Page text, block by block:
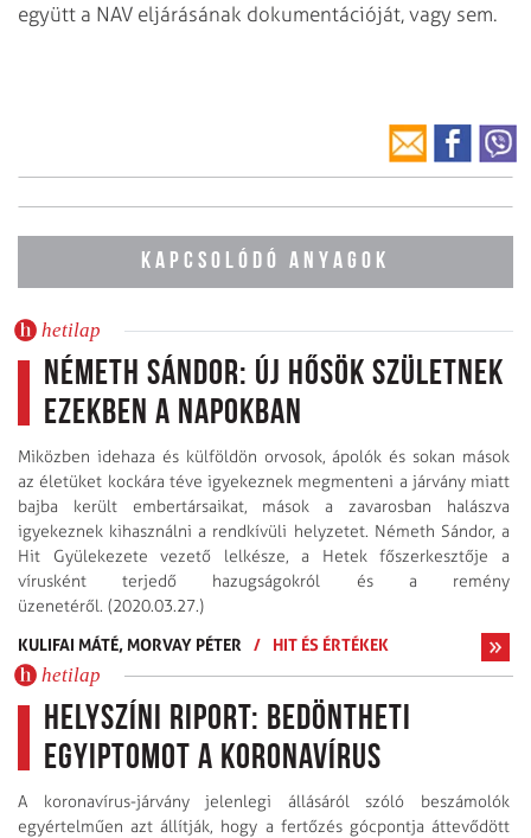
együtt a NAV eljárásának dokumentációját, vagy sem.
KAPCSOLÓDÓ ANYAGOK
hetilap
Németh Sándor: Új hősök születnek
ezekben a napokban
Miközben idehaza és külföldön orvosok, ápolók és sokan mások
az életüket kockára téve igyekeznek megmenteni a járvány miatt
bajba került embertársaikat, mások a zavarosban halászva
igyekeznek kihasználni a rendkívüli helyzetet. Németh Sándor, a
Hit Gyülekezete vezető lelkésze, a Hetek főszerkesztője a
vírusként terjedő hazugságokról és a remény
üzenetéről. (2020.03.27.)
KULIFAI MÁTÉ, MORVAY PÉTER / HIT ÉS ÉRTÉKEK
hetilap
Helyszíni riport: Bedöntheti
Egyiptomot a koronavírus
A koronavírus-járvány jelenlegi állásáról szóló beszámolók
egyértelműen azt állítják, hogy a fertőzés gócpontja áttevődött